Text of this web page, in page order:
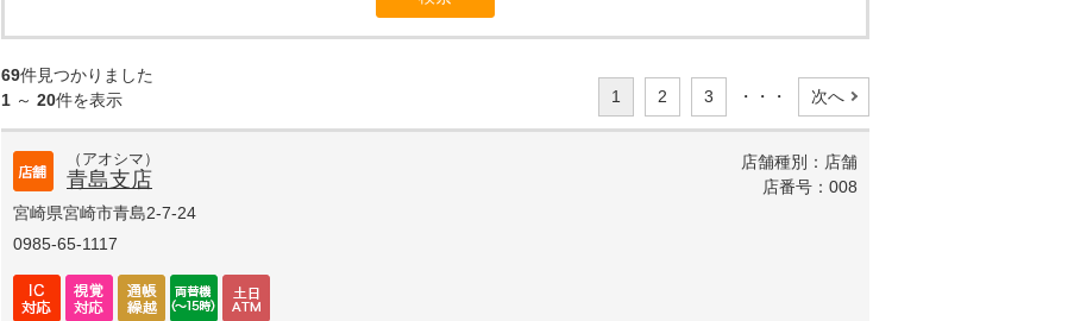
69件見つかりました
1 ～ 20件を表示 1 2 3 ・・・ 次へ
（アオシマ）
青島支店
宮崎県宮崎市青島2-7-24
0985-65-1117
店舗種別：店舗
店番号：008